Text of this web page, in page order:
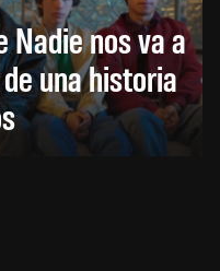
Nadie nos va a
una historia